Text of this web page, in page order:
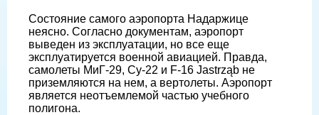
Состояние самого аэропорта Надаржице
неясно. Согласно документам, аэропорт
выведен из эксплуатации, но все еще
эксплуатируется военной авиацией. Правда,
самолеты МиГ-29, Су-22 и F-16 Jastrząb не
приземляются на нем, а вертолеты. Аэропорт
является неотъемлемой частью учебного
полигона.